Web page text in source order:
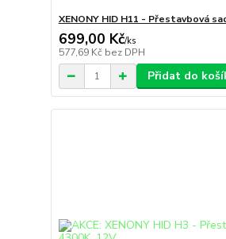
XENONY HID H11 - Přestavbová
699,00 Kč/ks
577,69 Kč bez DPH
Přidat do